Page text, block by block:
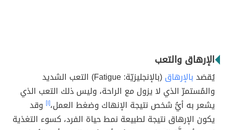
الإرهاق والتعب
يُقصَدبالإرهاق
(بالإنجليزيّة: Fatigue) التعب الشديد
والمُستمرّ الذي لا يزول مع الراحة، وليس ذلك التعب الذي
يشعر به أيُّ شخص نتيجة الإنهاك وضغط العمل،[١] وقد
يكون الإرهاق نتيجة لطبيعة نمط حياة الفرد، كسوء التغذية